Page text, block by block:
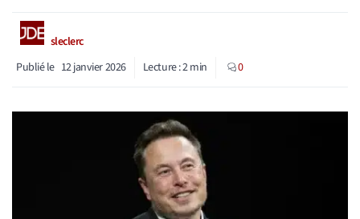
sleclerc
Publié le 12 janvier 2026 Lecture :2min 0